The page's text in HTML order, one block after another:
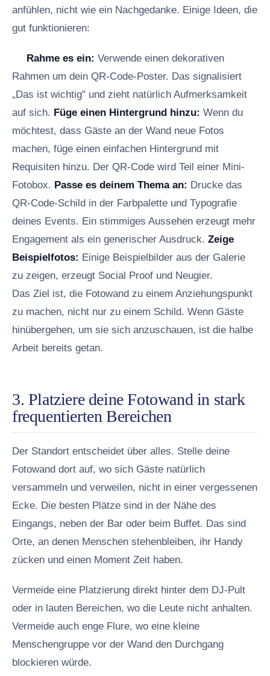
anfühlen, nicht wie ein Nachgedanke. Einige Ideen, die
gut funktionieren:
Rahme es ein: Verwende einen dekorativen
Rahmen um dein QR-Code-Poster. Das signalisiert
„Das ist wichtig" und zieht natürlich Aufmerksamkeit
auf sich. Füge einen Hintergrund hinzu: Wenn du
möchtest, dass Gäste an der Wand neue Fotos
machen, füge einen einfachen Hintergrund mit
Requisiten hinzu. Der QR-Code wird Teil einer Mini-
Fotobox. Passe es deinem Thema an: Drucke das
QR-Code-Schild in der Farbpalette und Typografie
deines Events. Ein stimmiges Aussehen erzeugt mehr
Engagement als ein generischer Ausdruck. Zeige
Beispielfotos: Einige Beispielbilder aus der Galerie
zu zeigen, erzeugt Social Proof und Neugier.
Das Ziel ist, die Fotowand zu einem Anziehungspunkt
zu machen, nicht nur zu einem Schild. Wenn Gäste
hinübergehen, um sie sich anzuschauen, ist die halbe
Arbeit bereits getan.
3. Platziere deine Fotowand in stark
frequentierten Bereichen
Der Standort entscheidet über alles. Stelle deine
Fotowand dort auf, wo sich Gäste natürlich
versammeln und verweilen, nicht in einer vergessenen
Ecke. Die besten Plätze sind in der Nähe des
Eingangs, neben der Bar oder beim Buffet. Das sind
Orte, an denen Menschen stehenbleiben, ihr Handy
zücken und einen Moment Zeit haben.
Vermeide eine Platzierung direkt hinter dem DJ-Pult
oder in lauten Bereichen, wo die Leute nicht anhalten.
Vermeide auch enge Flure, wo eine kleine
Menschengruppe vor der Wand den Durchgang
blockieren würde.